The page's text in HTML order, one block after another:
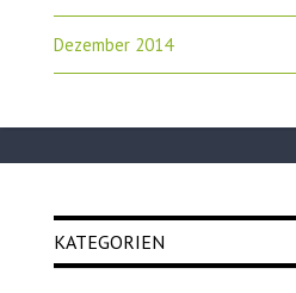
Dezember 2014
KATEGORIEN